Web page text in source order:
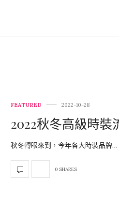
FEATURED 2022-10-28
2022秋冬高級時裝
秋冬轉眼來到，今年各大時裝品牌…
0 SHARES